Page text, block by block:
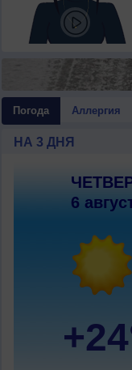
Погода Аллергия
НА 3 ДНЯ
6